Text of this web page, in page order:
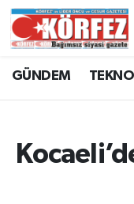
GÜNDEM
Trafik Durumu
Süper Lig